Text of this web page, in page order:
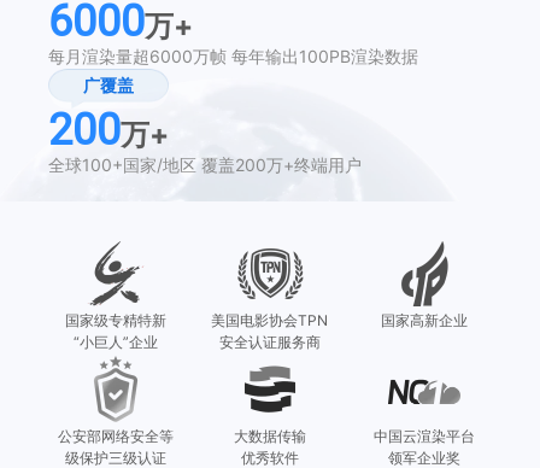
6000万+
每月渲染量超6000万帧 每年输出100PB渲染数据
广覆盖
200万+
全球100+国家/地区 覆盖200万+终端用户
国家级专精特新
“小巨人”企业
美国电影协会TPN
安全认证服务商
国家高新企业
公安部网络安全等
级保护三级认证
大数据传输
优秀软件
中国云渲染平台
领军企业奖